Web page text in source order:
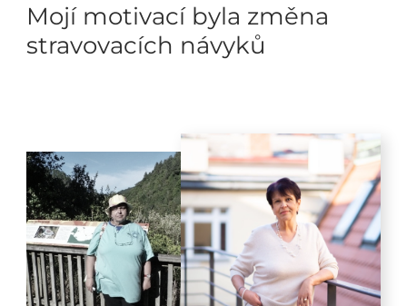
Mojí motivací byla změna
stravovacích návyků